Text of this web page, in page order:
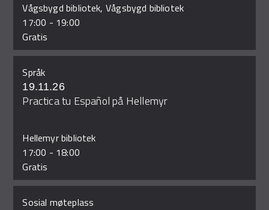
Vågsbygd bibliotek, Vågsbygd bibliotek
17:00 - 19:00
Gratis
Språk
19.11.26
Practica tu Español på Hellemyr
Hellemyr bibliotek
17:00 - 18:00
Gratis
Sosial møteplass